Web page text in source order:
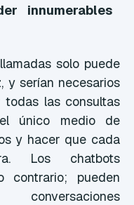
innumerables
solo puede
y serían necesarios
las consultas
único medio de
y hacer que cada
Los chatbots
contrario; pueden